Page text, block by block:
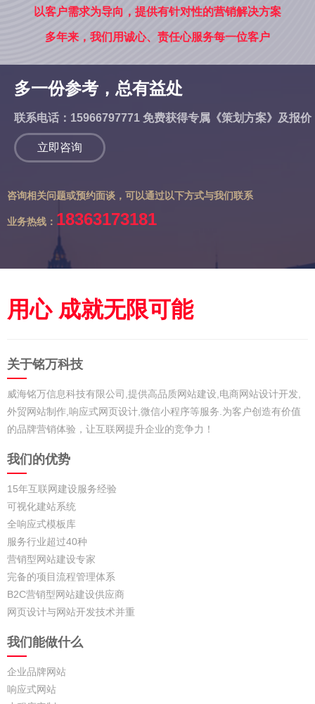
以客户需求为导向，提供有针对性的营销解决方案
多年来，我们用诚心、责任心服务每一位客户
多一份参考，总有益处
联系电话：15966797771 免费获得专属《策划方案》及报价
立即咨询
咨询相关问题或预约面谈，可以通过以下方式与我们联系
业务热线： 18363173181
用心 成就无限可能
关于铭万科技
威海铭万信息科技有限公司,提供高品质网站建设,电商网站设计开发,
外贸网站制作,响应式网页设计,微信小程序等服务.为客户创造有价值
的品牌营销体验，让互联网提升企业的竞争力！
我们的优势
15年互联网建设服务经验
可视化建站系统
全响应式模板库
服务行业超过40种
营销型网站建设专家
完备的项目流程管理体系
B2C营销型网站建设供应商
网页设计与网站开发技术并重
我们能做什么
企业品牌网站
响应式网站